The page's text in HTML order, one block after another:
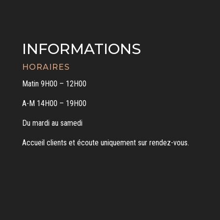
INFORMATIONS
HORAIRES
Matin 9H00 – 12H00
A-M 14H00 – 19H00
Du mardi au samedi
Accueil clients et écoute uniquement sur rendez-vous.